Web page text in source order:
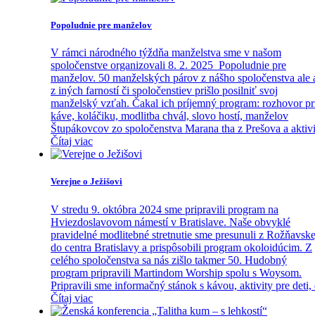
Popoludnie pre manželov
V rámci národného týždňa manželstva sme v našom
spoločenstve organizovali 8. 2. 2025 Popoludnie pre
manželov. 50 manželských párov z nášho spoločenstva ale
z iných farností či spoločenstiev prišlo posilniť svoj
manželský vzťah. Čakal ich príjemný program: rozhovor
káve, koláčiku, modlitba chvál, slovo hostí, manželov
Štupákovcov zo spoločenstva Marana tha z Prešova a
Čítaj viac
Verejne o Ježišovi
V stredu 9. októbra 2024 sme pripravili program na
Hviezdoslavovom námestí v Bratislave. Naše obvyklé
pravidelné modlitebné stretnutie sme presunuli z
do centra Bratislavy a prispôsobili program okoloidúcim. Z
celého spoločenstva sa nás zišlo takmer 50. Hudobný
program pripravili Martindom Worship spolu s Woysom.
Pripravili sme informačný stánok s kávou, aktivity pre deti,
Čítaj viac